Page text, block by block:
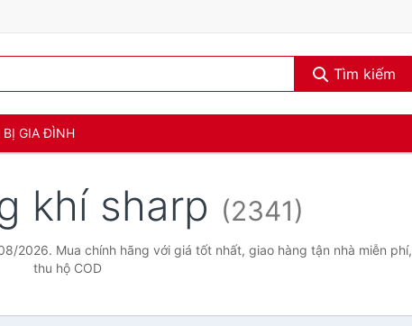
Tìm kiếm
BỊ GIA ĐÌNH
khí sharp (2341)
2026. Mua chính hãng với giá tốt nhất, giao hàng tận nhà miễn phí,
thu hộ COD